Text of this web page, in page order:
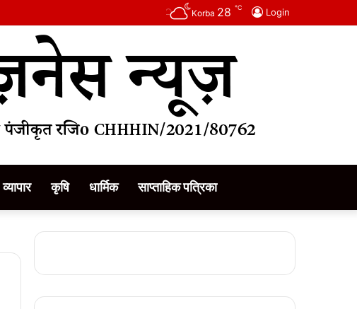
Login
Korba 28 ℃
व्यापार कृषि धार्मिक साप्ताहिक पत्रिका